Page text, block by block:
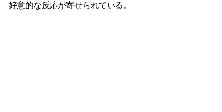
好意的な反応が寄せられている。